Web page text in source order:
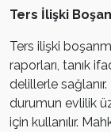
Ters İlişki
Ters ilişki
raporları, tanık
delillerle
durumun evlilik
için kullanılır.